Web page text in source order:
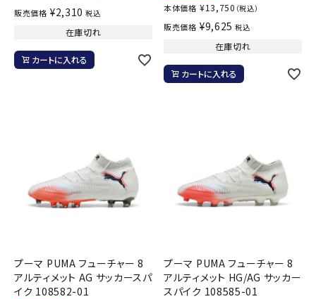
販売価格 ¥2,310 税込
在庫切れ
カートに入れる
本体価格 ¥13,750 （税込）
販売価格 ¥9,625 税込
在庫切れ
カートに入れる
プーマ PUMA フューチャー 8
アルティメット AG サッカースパ
イク 108582-01
プーマ PUMA フューチャー 8
アルティメット HG/AG サッカー
スパイク 108585-01